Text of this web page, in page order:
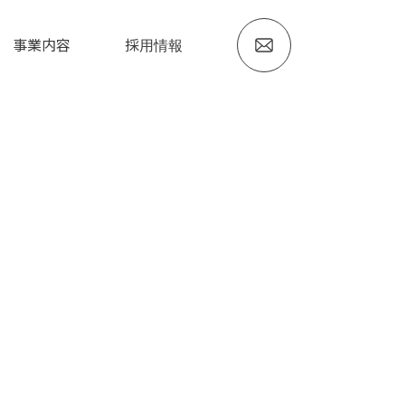
事業内容 採用情報